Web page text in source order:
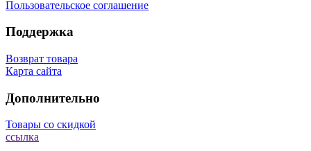
Пользовательское соглашение
Поддержка
Возврат товара
Карта сайта
Дополнительно
Товары со скидкой
ссылка